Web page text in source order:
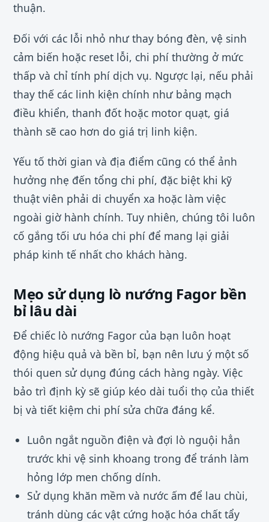
thuận.
Đối với các lỗi nhỏ như thay bóng đèn, vệ sinh
cảm biến hoặc reset lỗi, chi phí thường ở mức
thấp và chỉ tính phí dịch vụ. Ngược lại, nếu phải
thay thế các linh kiện chính như bảng mạch
điều khiển, thanh đốt hoặc motor quạt, giá
thành sẽ cao hơn do giá trị linh kiện.
Yếu tố thời gian và địa điểm cũng có thể ảnh
hưởng nhẹ đến tổng chi phí, đặc biệt khi kỹ
thuật viên phải di chuyển xa hoặc làm việc
ngoài giờ hành chính. Tuy nhiên, chúng tôi luôn
cố gắng tối ưu hóa chi phí để mang lại giải
pháp kinh tế nhất cho khách hàng.
Mẹo sử dụng lò nướng Fagor bền
bỉ lâu dài
Để chiếc lò nướng Fagor của bạn luôn hoạt
động hiệu quả và bền bỉ, bạn nên lưu ý một số
thói quen sử dụng đúng cách hàng ngày. Việc
bảo trì định kỳ sẽ giúp kéo dài tuổi thọ của thiết
bị và tiết kiệm chi phí sửa chữa đáng kể.
Luôn ngắt nguồn điện và đợi lò nguội hẳn
trước khi vệ sinh khoang trong để tránh làm
hỏng lớp men chống dính.
Sử dụng khăn mềm và nước ấm để lau chùi,
tránh dùng các vật cứng hoặc hóa chất tẩy